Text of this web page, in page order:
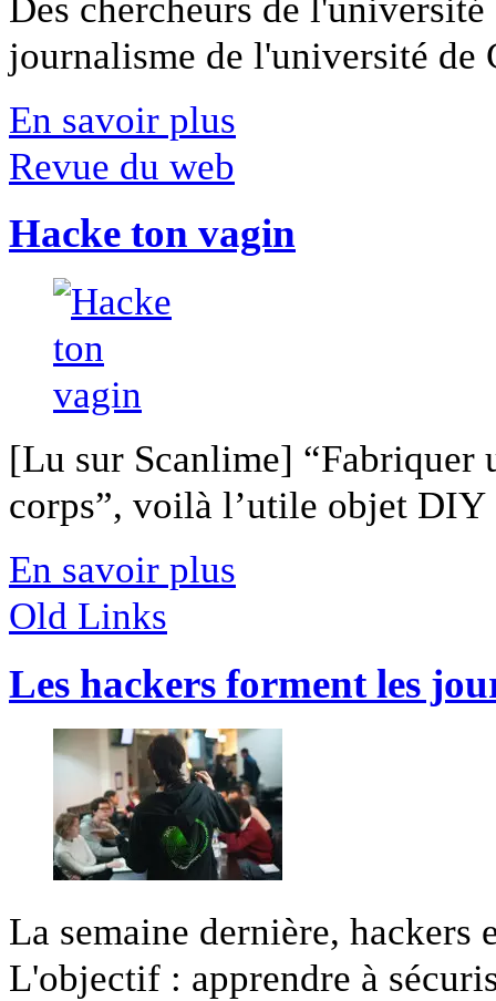
journalisme de l'université
En savoir plus
Revue du web
Hacke ton vagin
[Lu sur Scanlime] “Fabriquer
corps”, voilà l’utile objet
En savoir plus
Old Links
Les hackers forment les
La semaine dernière,
L'objectif : apprendre à